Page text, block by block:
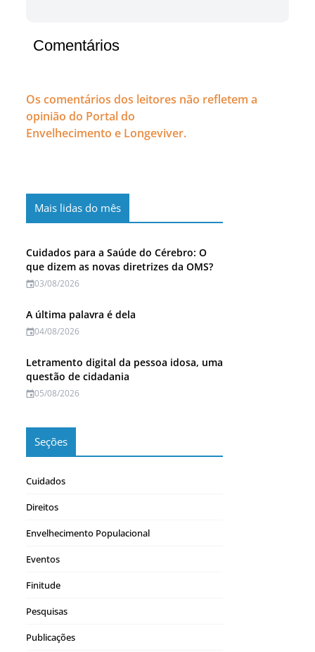
Comentários
Os comentários dos leitores não refletem a
opinião do Portal do
Envelhecimento e Longeviver.
Mais lidas do mês
Cuidados para a Saúde do Cérebro: O
que dizem as novas diretrizes da OMS?
03/08/2026
A última palavra é dela
04/08/2026
Letramento digital da pessoa idosa, uma
questão de cidadania
05/08/2026
Seções
Cuidados
Direitos
Envelhecimento Populacional
Eventos
Finitude
Pesquisas
Publicações